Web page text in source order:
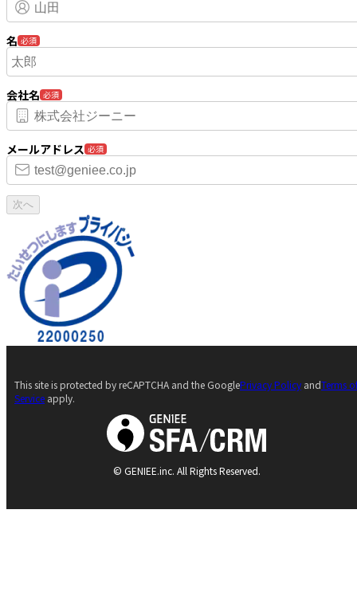
名 必須
会社名 必須
メールアドレス 必須
次へ
© GENIEE.inc. All Rights Reserved.
This site is protected by reCAPTCHA and the GooglePrivacy Policy andTerms
Service apply.